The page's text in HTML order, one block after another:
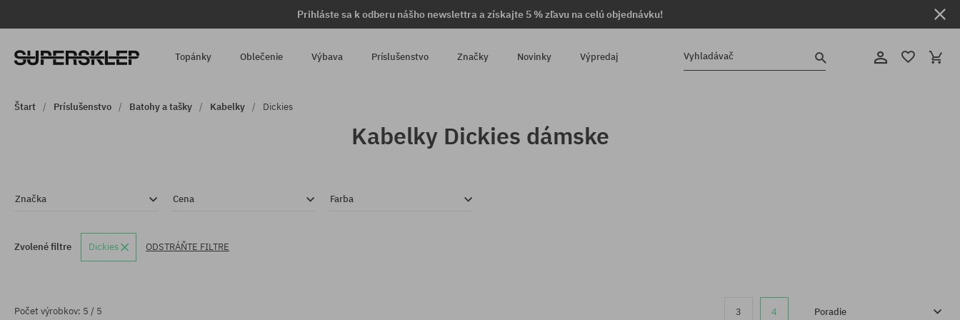
Prihláste sa k odberu nášho newslettra a získajte 5 % zľavu na celú objednávku!
Topánky Oblečenie Výbava Príslušenstvo Značky Novinky Výpredaj Vyhladávač
Štart Príslušenstvo Batohy a tašky Kabelky Dickies
Kabelky Dickies dámske
Značka Cena Farba
Zvolené filtre Dickies ODSTRÁŇTE FILTRE
Počet výrobkov: 5 / 5 3 4 Poradie